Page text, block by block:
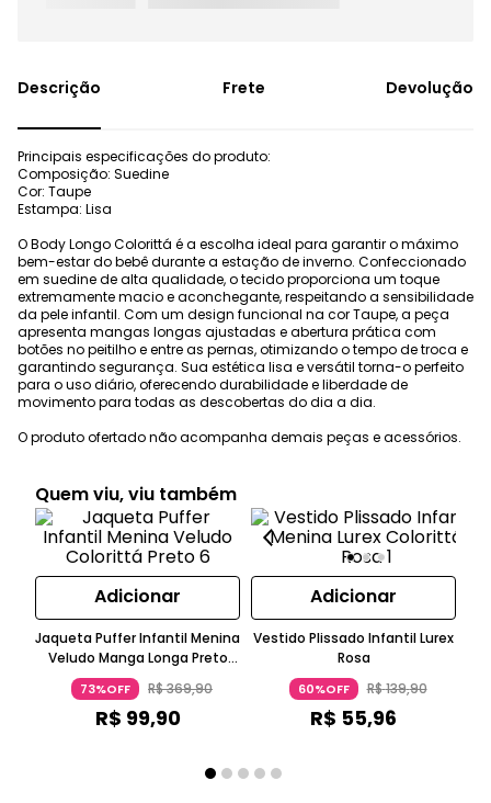
Frete Devolução
Principais especificações do produto:
Composição: Suedine
Cor: Taupe
Estampa: Lisa
O Body Longo Colorittá é a escolha ideal para garantir o máximo
bem-estar do bebê durante a estação de inverno. Confeccionado
em suedine de alta qualidade, o tecido proporciona um toque
extremamente macio e aconchegante, respeitando a sensibilidade
da pele infantil. Com um design funcional na cor Taupe, a peça
apresenta mangas longas ajustadas e abertura prática com
botões no peitilho e entre as pernas, otimizando o tempo de troca e
garantindo segurança. Sua estética lisa e versátil torna-o perfeito
para o uso diário, oferecendo durabilidade e liberdade de
movimento para todas as descobertas do dia a dia.
O produto ofertado não acompanha demais peças e acessórios.
Quem viu, viu também
Adicionar
Jaqueta Puffer Infantil Menina
Veludo Manga Longa Preto
Colorittá
73%OFF R$369,90
R$ 99,90
Adicionar
Vestido Plissado Infantil Lurex
Rosa
60%OFF R$139,90
R$ 55,96